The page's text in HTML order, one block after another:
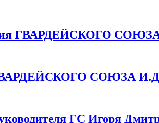
ГВАРДЕЙСКОГО
СОЮЗА
ГС Игоря